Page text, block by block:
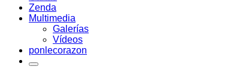
Zenda
Multimedia
Galerías
Vídeos
ponlecorazon